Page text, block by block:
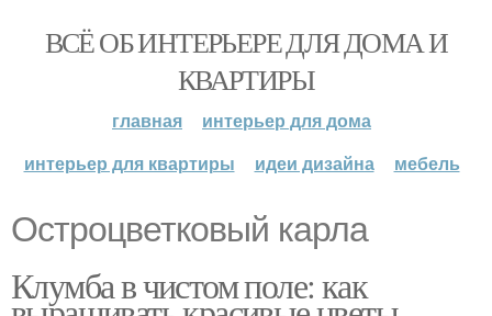
ВСЁ ОБ ИНТЕРЬЕРЕ ДЛЯ ДОМА И
КВАРТИРЫ
главная
интерьер для дома
интерьер для квартиры
идеи дизайна мебель
Остроцветковый карла
Клумба в чистом поле: как